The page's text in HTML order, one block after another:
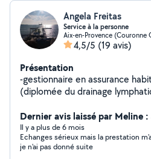
Angela Freitas
Service à la personne
Aix-en-Provence (Couronne
4,5/5 (19 avis)
Présentation
-gestionnaire en assurance habitation -
(diplomée du drainage lymphatique ) -
- cuisine ( anniversaire
avec un développeur web
Dernier avis laissé par Meline
Il y a plus de 6 mois
Echanges sérieux mais la prestation
je n'ai pas donné suite